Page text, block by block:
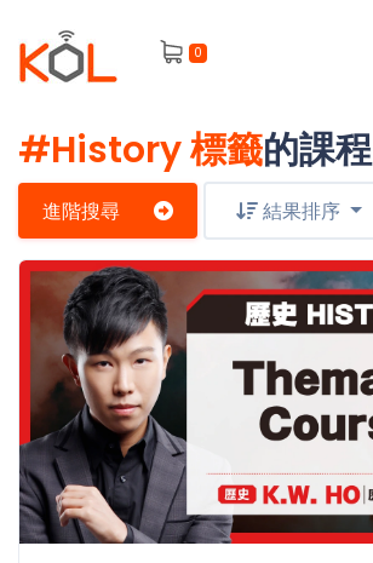
0
進
階
尋
主
題
補
習
課
程
會
員
我
的
#History 標籤的課程
進階搜尋 結果排序